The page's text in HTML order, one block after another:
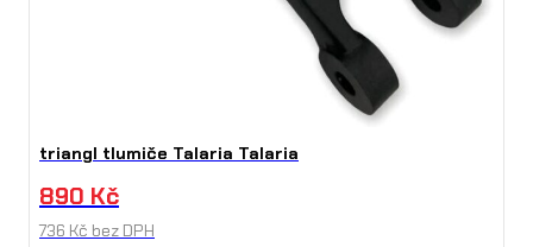
triangl tlumiče Talaria Talaria
890 Kč
736 Kč bez DPH